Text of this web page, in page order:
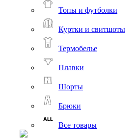
Топы и футболки
Куртки и свитшоты
Термобелье
Плавки
Шорты
Брюки
Все товары